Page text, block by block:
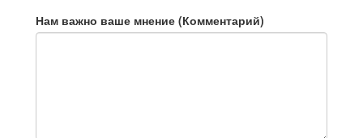
Нам важно ваше мнение (Комментарий)